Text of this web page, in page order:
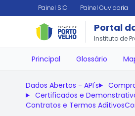
Painel SIC Painel Ouvidoria
Portal
Instituto de
Principal Glossário
Dados Abertos - API's
Certificados e
Contratos e Termos Aditivos